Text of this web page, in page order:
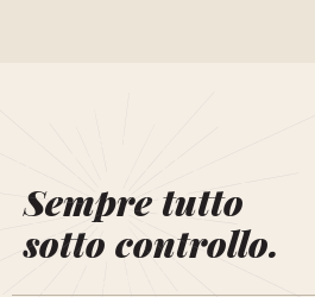
Sempre tutto
sotto controllo.